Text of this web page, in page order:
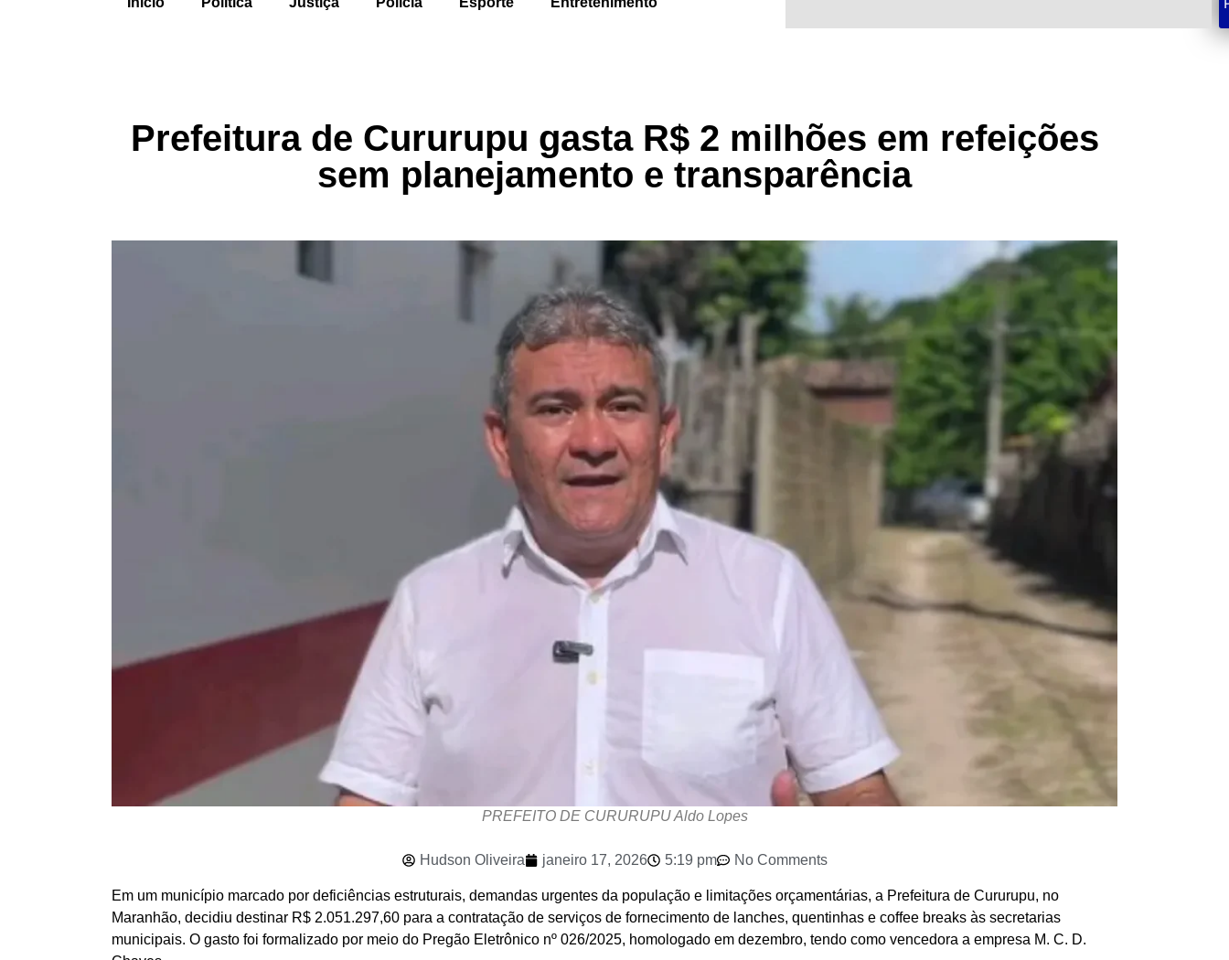
Prefeitura de Cururupu gasta R$ 2 milhões em refeições
sem planejamento e transparência
PREFEITO DE CURURUPU Aldo Lopes
Hudson Oliveira janeiro 17, 2026 5:19 pm No Comments
Em um município marcado por deficiências estruturais, demandas urgentes da população e limitações orçamentárias, a Prefeitura de Cururupu, no
Maranhão, decidiu destinar R$ 2.051.297,60 para a contratação de serviços de fornecimento de lanches, quentinhas e coffee breaks às secretarias
municipais. O gasto foi formalizado por meio do Pregão Eletrônico nº 026/2025, homologado em dezembro, tendo como vencedora a empresa M. C. D.